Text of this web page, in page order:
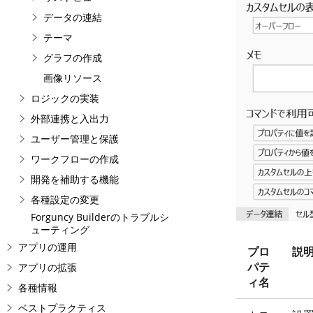
データの連結
テーマ
グラフの作成
画像リソース
ロジックの実装
外部連携と入出力
ユーザー管理と保護
ワークフローの作成
開発を補助する機能
各種設定の変更
Forguncy Builderのトラブルシ
ューティング
アプリの運用
アプリの拡張
各種情報
ベストプラクティス
プロ
パテ
ィ名
説